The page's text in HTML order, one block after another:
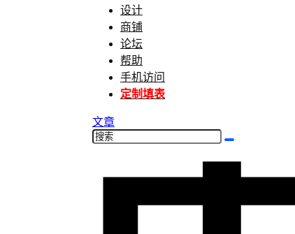
设计
商铺
论坛
帮助
手机访问
定制填表
文章